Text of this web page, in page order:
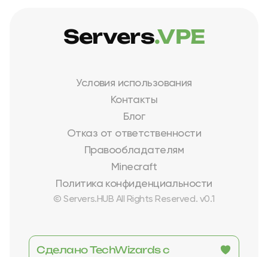
Условия использования
Контакты
Блог
Отказ от ответственности
Правообладателям
Minecraft
Политика конфиденциальности
© Servers.HUB All Rights Reserved. v0.1
Servers.VPE
Сделано TechWizards с